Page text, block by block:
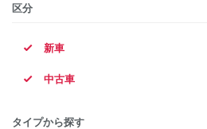
区分
新車
中古車
タイプから探す
メーカー
排気量